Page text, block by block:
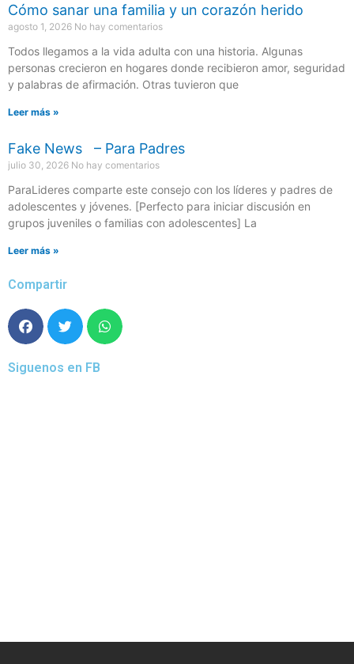
Cómo sanar una familia y un corazón herido
agosto 1, 2026 No hay comentarios
Todos llegamos a la vida adulta con una historia. Algunas
personas crecieron en hogares donde recibieron amor, seguridad
y palabras de afirmación. Otras tuvieron que
Leer más »
Fake News – Para Padres
julio 30, 2026 No hay comentarios
ParaLideres comparte este consejo con los líderes y padres de
adolescentes y jóvenes. [Perfecto para iniciar discusión en
grupos juveniles o familias con adolescentes] La
Leer más »
Compartir
Siguenos en FB